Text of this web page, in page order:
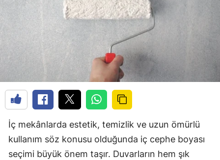
İç mekânlarda estetik, temizlik ve uzun ömürlü
kullanım söz konusu olduğunda iç cephe boyası
seçimi büyük önem taşır. Duvarların hem şık